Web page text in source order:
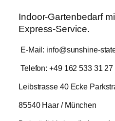
Indoor-Gartenbedarf
Express-Service.
E-Mail: info@sunshine-
Telefon: +49 162 533 31 27
Leibstrasse 40 Ecke
85540 Haar / München